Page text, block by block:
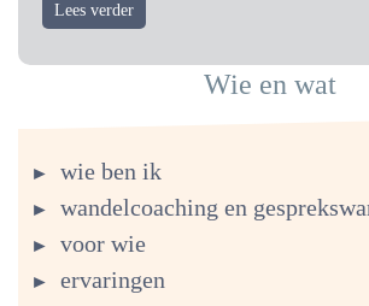
Lees verder
Wie en wat
wie ben ik
wandelcoaching en
voor wie
ervaringen